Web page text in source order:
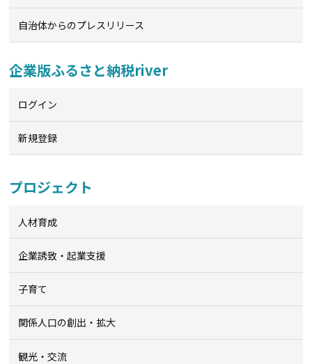
自治体からのプレスリリース
企業版ふるさと納税river
ログイン
新規登録
プロジェクト
人材育成
企業誘致・起業支援
子育て
関係人口の創出・拡大
観光・交流